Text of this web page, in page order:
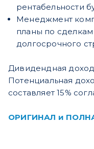
рентабельности
Менеджмент
планы по
долгосрочного
Дивидендная
Потенциальная
составляет 15%
ОРИГИНАЛ и